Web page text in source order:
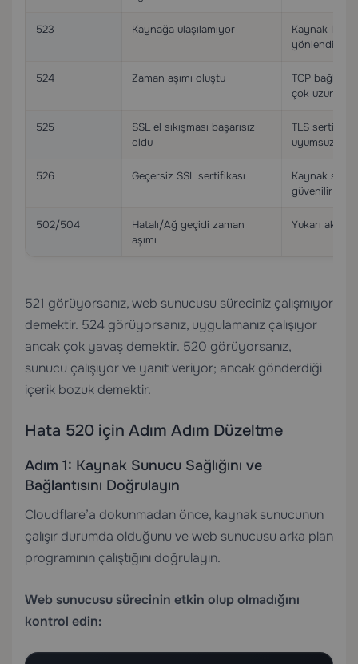
523 Kaynağa ulaşılamıyor
Kaynak
yönlendirme
524 Zaman aşımı oluştu
TCP
çok uzun
525
SSL el sıkışması başarısız
oldu
TLS
uyumsuzluğu
526 Geçersiz SSL sertifikası
Kaynak
güvenilir
502/504
Hatalı/Ağ geçidi zaman
aşımı
Yukarı akış
521 görüyorsanız, web sunucusu süreciniz çalışmıyor
demektir. 524 görüyorsanız, uygulamanız çalışıyor
ancak çok yavaş demektir. 520 görüyorsanız,
sunucu çalışıyor ve yanıt veriyor; ancak gönderdiği
içerik bozuk demektir.
Hata 520 için Adım Adım Düzeltme
Adım 1: Kaynak Sunucu Sağlığını ve
Bağlantısını Doğrulayın
Cloudflare’a dokunmadan önce, kaynak sunucunun
çalışır durumda olduğunu ve web sunucusu arka plan
programının çalıştığını doğrulayın.
Web sunucusu sürecinin etkin olup olmadığını
kontrol edin: